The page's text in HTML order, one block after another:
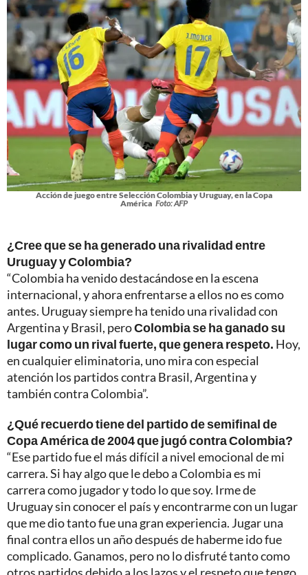
Acción de juego entre Selección Colombia y Uruguay, en la Copa
América Foto: AFP
¿Cree que se ha generado una rivalidad entre
Uruguay y Colombia?
“Colombia ha venido destacándose en la escena
internacional, y ahora enfrentarse a ellos no es como
antes. Uruguay siempre ha tenido una rivalidad con
Argentina y Brasil, peroColombia se ha ganado su
lugar como un rival fuerte, que genera respeto. Hoy,
en cualquier eliminatoria, uno mira con especial
atención los partidos contra Brasil, Argentina y
también contra Colombia”.
¿Qué recuerdo tiene del partido de semifinal de
Copa América de 2004 que jugó contra Colombia?
“Ese partido fue el más difícil a nivel emocional de mi
carrera. Si hay algo que le debo a Colombia es mi
carrera como jugador y todo lo que soy. Irme de
Uruguay sin conocer el país y encontrarme con un lugar
que me dio tanto fue una gran experiencia. Jugar una
final contra ellos un año después de haberme ido fue
complicado. Ganamos, pero no lo disfruté tanto como